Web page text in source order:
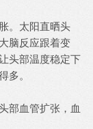
。太阳直晒头
脑反应跟着变
头部温度稳定下
多。
部血管扩张，血